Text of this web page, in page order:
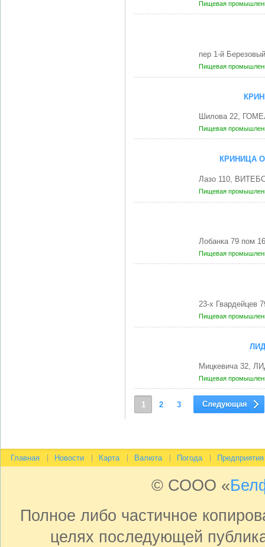
Пищевая
пер 1-й
Пищевая
Шилова 22,
Пищевая
КРИНИЦА
Лазо 110,
Пищевая
Лобанка 79 пом
Пищевая
23-х Гвардейцев
Пищевая
Мицкевича 32,
Пищевая
1 2 3 Следующая
Главная Новости Карта Валюта Погода Предприятия
© СООО «
Полное либо частичное
целях последующей